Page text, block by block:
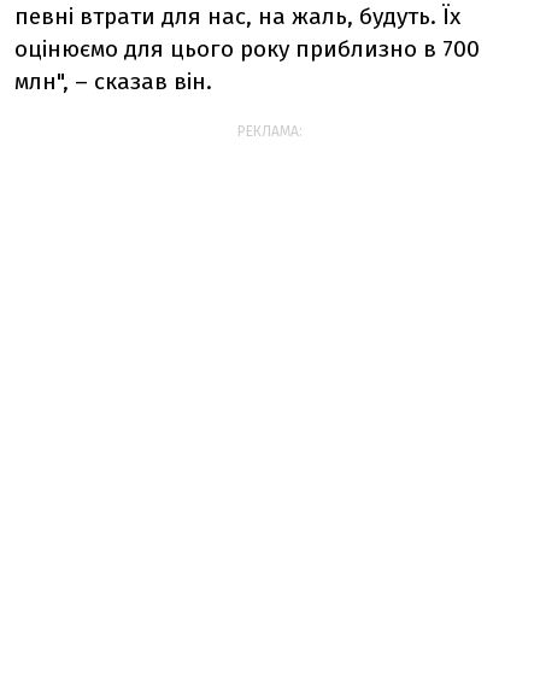
певні втрати для нас, на жаль, будуть. Їх
оцінюємо для цього року приблизно в 700
млн", – сказав він.
РЕКЛАМА: